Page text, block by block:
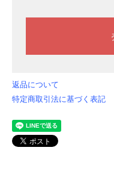
返品について
特定商取引法に基づく表記